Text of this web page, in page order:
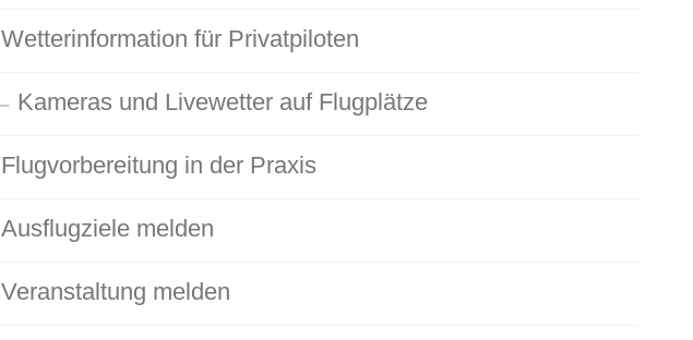
Wetterinformation für Privatpiloten
Kameras und Livewetter auf Flugplätze
Flugvorbereitung in der Praxis
Ausflugziele melden
Veranstaltung melden